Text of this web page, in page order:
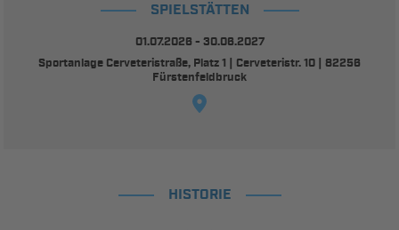
SPIELSTÄTTEN
01.07.2026 - 30.06.2027
Sportanlage Cerveteristraße, Platz 1 | Cerveteristr. 10 | 82256
Fürstenfeldbruck
HISTORIE